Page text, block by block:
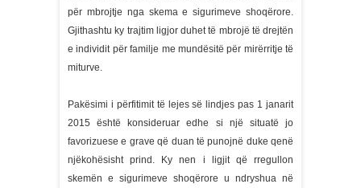
për mbrojtje nga skema e sigurimeve shoqërore.
Gjithashtu ky trajtim ligjor duhet të mbrojë të drejtën
e individit për familje me mundësitë për mirërritje të
miturve.
Pakësimi i përfitimit të lejes së lindjes pas 1 janarit
2015 është konsideruar edhe si një situatë jo
favorizuese e grave që duan të punojnë duke qenë
njëkohësisht prind. Ky nen i ligjit që rregullon
skemën e sigurimeve shoqërore u ndryshua në